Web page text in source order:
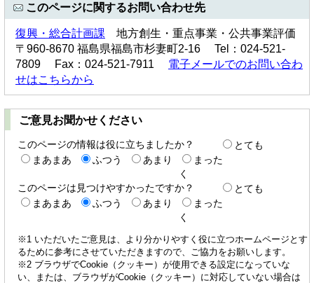
このページに関するお問い合わせ先
復興・総合計画課 地方創生・重点事業・公共事業評価
〒960-8670 福島県福島市杉妻町2-16 Tel：024-521-
7809 Fax：024-521-7911 電子メールでのお問い合わ
せはこちらから
ご意見お聞かせください
このページの情報は役に立ちましたか？
とても
まあまあ
ふつう あまり
まった
く
このページは見つけやすかったですか？
とても
まあまあ
ふつう あまり
まった
く
※1 いただいたご意見は、より分かりやすく役に立つホームページとす
るために参考にさせていただきますので、ご協力をお願いします。
※2 ブラウザでCookie（クッキー）が使用できる設定になっていな
い、または、ブラウザがCookie（クッキー）に対応していない場合は